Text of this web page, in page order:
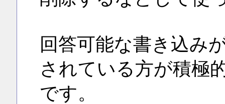
回答可能な書き込み
されている方が積極
です。